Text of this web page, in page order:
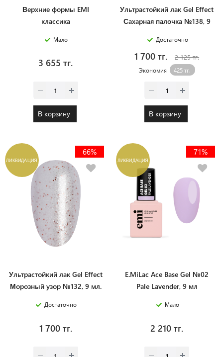
Верхние формы EMI
классика
Мало
3 655 тг.
В корзину
Ультрастойкий лак Gel Effect
Сахарная палочка №138, 9
Достаточно
1 700 тг. 2 125 тг.
Экономия 425 тг.
В корзину
ЛИКВИДАЦИЯ
66%
Ультрастойкий лак Gel Effect
Морозный узор №132, 9 мл.
Достаточно
1 700 тг.
ЛИКВИДАЦИЯ
71%
E.MiLac Ace Base Gel №02
Pale Lavender, 9 мл
Мало
2 210 тг.